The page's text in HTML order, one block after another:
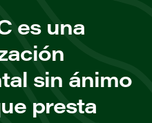
es una
sin ánimo
presta